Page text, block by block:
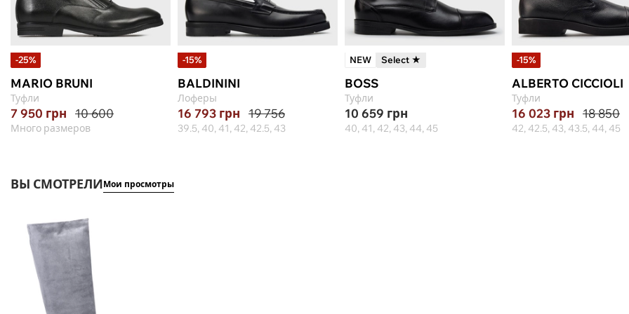
-25%
MARIO BRUNI
Туфли
7 950 грн 10 600
Много размеров
-15%
BALDININI
Лоферы
16 793 грн 19 756
39.5, 40, 41, 42, 42.5, 43
NEW Select ★
BOSS
Туфли
10 659 грн
40, 41, 42, 43, 44, 45
-15%
ALBERTO CICCIOLI
Туфли
16 023 грн 18 850
42, 42.5, 43, 43.5, 44, 45
ВЫ СМОТРЕЛИМои просмотры